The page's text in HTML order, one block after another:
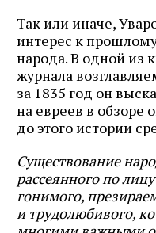
Так или иначе,
интерес к
народа. В одной из
журнала
за 1835 год он
на евреев в обзоре
до этого истории
Существование
рассеянного по
гонимого,
и трудолюбивого,